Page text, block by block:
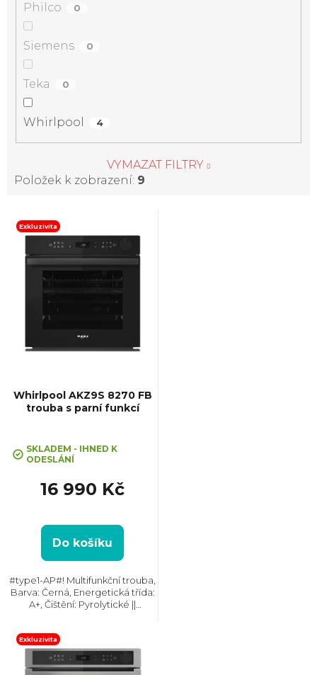
Philco 0
Siemens 0
Teka 0
Whirlpool 4
VYMAZAT FILTRY
Položek k zobrazení: 9
V
p
o
k
t
ů
Exkluzivita
Whirlpool AKZ9S 8270 FB
trouba s parní funkcí
SKLADEM - IHNED K
ODESLÁNÍ
16 990 Kč
Do košíku
#type1-AP#! Multifunkční trouba,
Barva: Černá, Energetická třída:
A+, Čištění: Pyrolytické ||
(VxŠxH): 595x595x564 mm,
Výbava:...
Exkluzivita